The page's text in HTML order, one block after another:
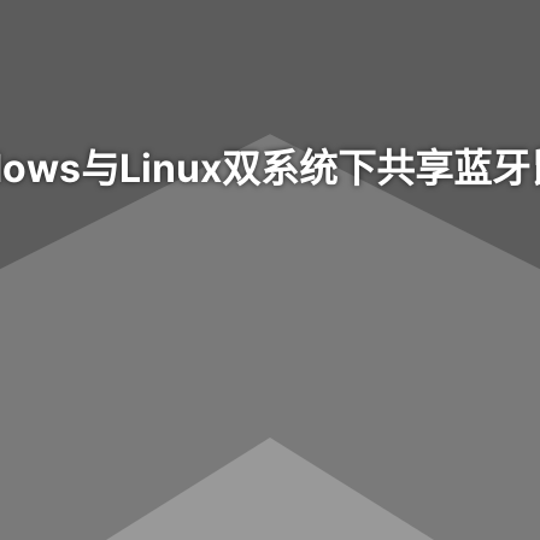
与Linux双系统下共享蓝牙